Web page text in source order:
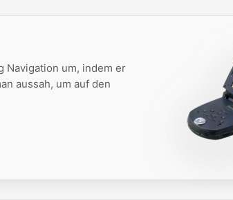
Navigation um, indem er
aussah, um auf den